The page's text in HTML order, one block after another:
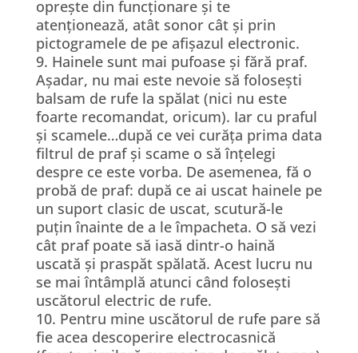
oprește din funcționare și te
atenționează, atât sonor cât și prin
pictogramele de pe afișazul electronic.
9. Hainele sunt mai pufoase și fără praf.
Așadar, nu mai este nevoie să folosești
balsam de rufe la spălat (nici nu este
foarte recomandat, oricum). Iar cu praful
și scamele…după ce vei curăța prima data
filtrul de praf și scame o să înțelegi
despre ce este vorba. De asemenea, fă o
probă de praf: după ce ai uscat hainele pe
un suport clasic de uscat, scutură-le
puțin înainte de a le împacheta. O să vezi
cât praf poate să iasă dintr-o haină
uscată și praspăt spălată. Acest lucru nu
se mai întâmplă atunci când folosești
uscătorul electric de rufe.
10. Pentru mine uscătorul de rufe pare să
fie acea descoperire electrocasnică